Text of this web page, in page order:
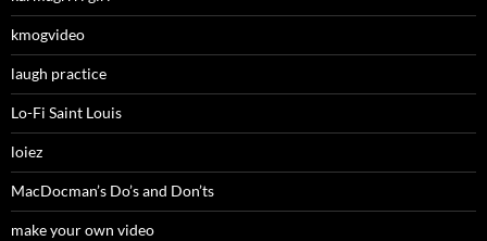
kmogvideo
laugh practice
Lo-Fi Saint Louis
loiez
MacDocman’s Do’s and Don’ts
make your own video